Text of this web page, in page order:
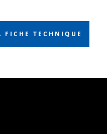
FICHE TECHNIQUE